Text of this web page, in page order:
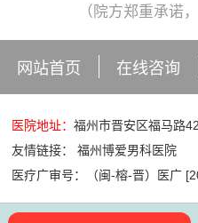
（院方郑重承诺
网站首页 在线咨询
医院地址：福州市晋安区福马路
友情链接：福州博爱男科医院
医疗广审号：（闽-榕-晋）医广